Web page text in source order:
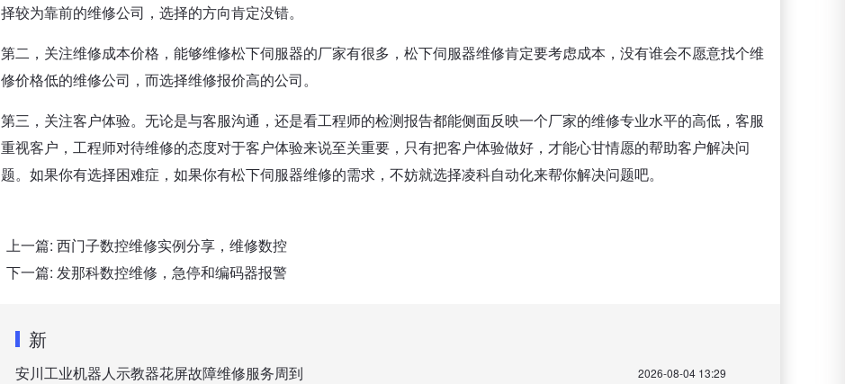
择较为靠前的维修公司，选择的方向肯定没错。
第二，关注维修成本价格，能够维修松下伺服器的厂家有很多，松下伺服器维修肯定要考虑成本，没有谁会不愿意找个维
修价格低的维修公司，而选择维修报价高的公司。
第三，关注客户体验。无论是与客服沟通，还是看工程师的检测报告都能侧面反映一个厂家的维修专业水平的高低，客服
重视客户，工程师对待维修的态度对于客户体验来说至关重要，只有把客户体验做好，才能心甘情愿的帮助客户解决问
题。如果你有选择困难症，如果你有松下伺服器维修的需求，不妨就选择凌科自动化来帮你解决问题吧。
上一篇: 西门子数控维修实例分享，维修数控
下一篇: 发那科数控维修，急停和编码器报警
新
安川工业机器人示教器花屏故障维修服务周到 2026-08-04 13:29